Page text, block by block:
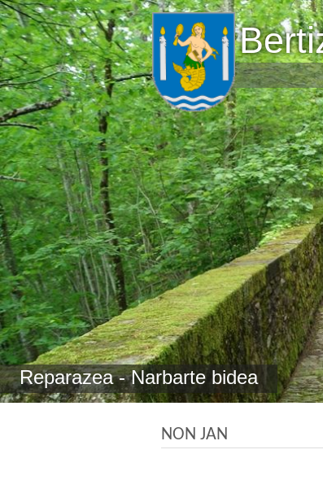
Reparazea - Narbarte bidea
NON JAN